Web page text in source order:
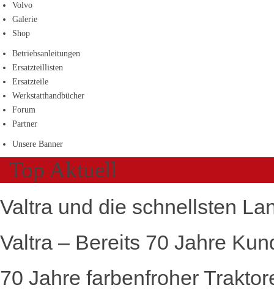
Volvo
Galerie
Shop
Betriebsanleitungen
Ersatzteillisten
Ersatzteile
Werkstatthandbücher
Forum
Partner
Unsere Banner
Top Aktuell
Valtra und die schnellsten
Valtra – Bereits 70 Jahre
70 Jahre farbenfroher